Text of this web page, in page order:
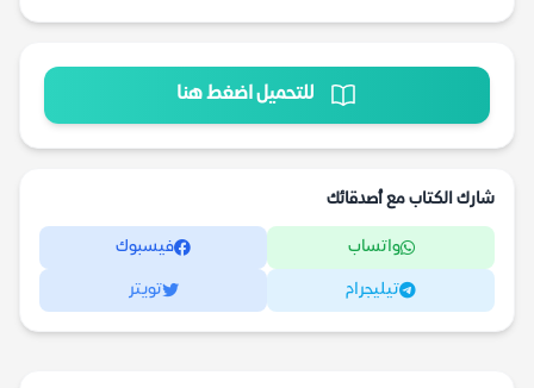
للتحميل اضغط هنا
شارك الكتاب مع أصدقائك
واتساب فيسبوك
تيليجرام تويتر